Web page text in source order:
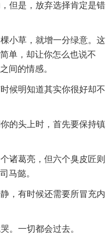
但是，放弃选择肯定是错
小草，就增一分绿意。这
单，却让你怎么也说不
间的情感。
候明知道其实你很好却不
的头上时，首先要保持镇
诸葛亮，但六个臭皮匠则
马懿。
，有时候还需要所冒充内
。一切都会过去。